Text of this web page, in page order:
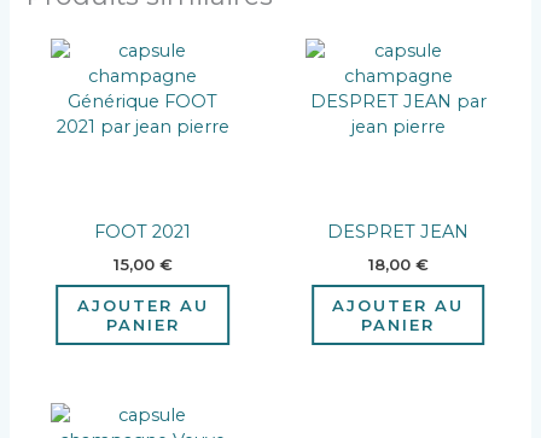
FOOT 2021
15,00 €
AJOUTER AU
PANIER
DESPRET JEAN
18,00 €
AJOUTER AU
PANIER